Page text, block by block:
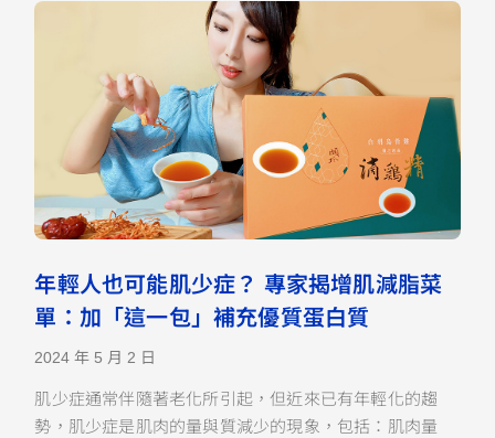
年輕人也可能肌少症？ 專家揭增肌減脂菜
單：加「這一包」補充優質蛋白質
2024 年 5 月 2 日
肌少症通常伴隨著老化所引起，但近來已有年輕化的趨
勢，肌少症是肌肉的量與質減少的現象，包括：肌肉量